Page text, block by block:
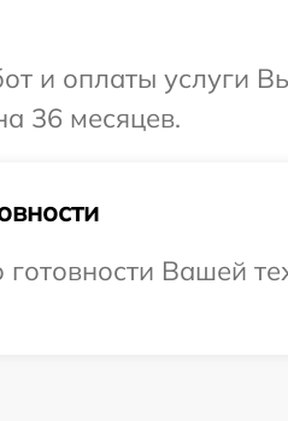
и оплаты услуги
36 месяцев.
Вашей